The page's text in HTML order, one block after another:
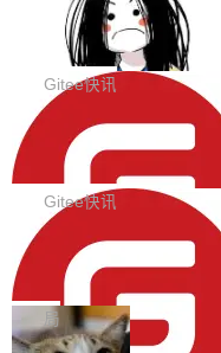
代码评审及自动化运维的
化”的基座。 新版本将为
验和更高的工作效率，感
和反馈，我们将继续努力
务！ 新增功能点 DevOps
平台，支持一站式安装，
的...
器。HTTP 引擎是一个独
者选两个，不同环境之间
不用改。 下面快速过一下
选项，各自适合什么场景
依赖替换 在 Solon 里换
m.xml 里一个依赖，别的
factId>solon-web</artifac...
BootstrapBlazor
ootstrap 样式的 Blazor
BootstrapBlazor v10.9.0
样式的 Blazor UI 组件库
Release 2026-07-31
lter): 增加暗黑主题支持
ps://github.com/
ull/8239 fix(Camera): 增
id by @kkxkx in https://
e/BootstrapBlazor/pull/
Gitee快讯
SolonCode v2026.8.2
智能体
SolonCode v2026.8.2 已
此版本更新内容包括： 优
式（参考 run-headless-
code web 国际化多语言支
eb 消息列表消息导航支持
文件详情初次显示时语法
oloncode web 审查详情文
Gitee快讯
OpenAI 宣布 GPT-5.6
80%
OpenAI 宣布 GPT-5.6
入从每百万 token 1 美元
6 美元砍到 1.2 美元。
局